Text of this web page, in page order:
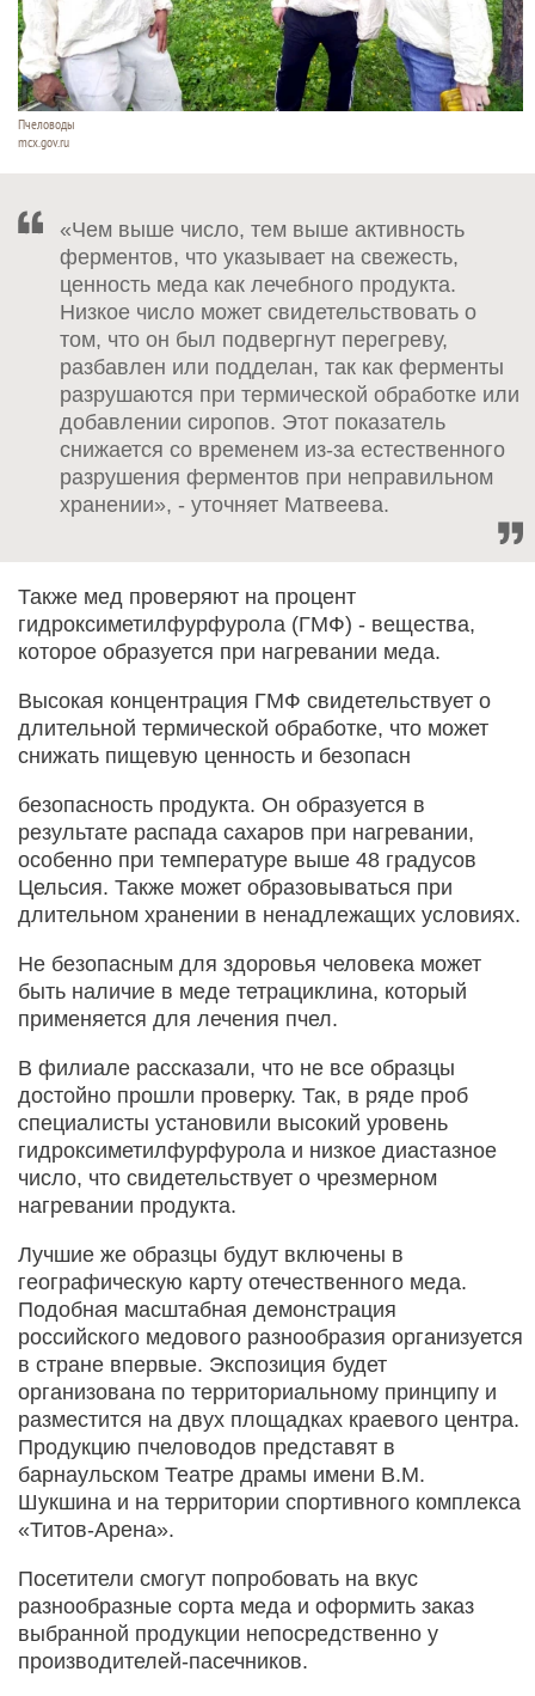
Пчеловоды
mcx.gov.ru
«Чем выше число, тем выше активность
ферментов, что указывает на свежесть,
ценность меда как лечебного продукта.
Низкое число может свидетельствовать о
том, что он был подвергнут перегреву,
разбавлен или подделан, так как ферменты
разрушаются при термической обработке или
добавлении сиропов. Этот показатель
снижается со временем из-за естественного
разрушения ферментов при неправильном
хранении», - уточняет Матвеева.
Также мед проверяют на процент
гидроксиметилфурфурола (ГМФ) - вещества,
которое образуется при нагревании меда.
Высокая концентрация ГМФ свидетельствует о
длительной термической обработке, что может
снижать пищевую ценность и безопасн
безопасность продукта. Он образуется в
результате распада сахаров при нагревании,
особенно при температуре выше 48 градусов
Цельсия. Также может образовываться при
длительном хранении в ненадлежащих условиях.
Не безопасным для здоровья человека может
быть наличие в меде тетрациклина, который
применяется для лечения пчел.
В филиале рассказали, что не все образцы
достойно прошли проверку. Так, в ряде проб
специалисты установили высокий уровень
гидроксиметилфурфурола и низкое диастазное
число, что свидетельствует о чрезмерном
нагревании продукта.
Лучшие же образцы будут включены в
географическую карту отечественного меда.
Подобная масштабная демонстрация
российского медового разнообразия организуется
в стране впервые. Экспозиция будет
организована по территориальному принципу и
разместится на двух площадках краевого центра.
Продукцию пчеловодов представят в
барнаульском Театре драмы имени В.М.
Шукшина и на территории спортивного комплекса
«Титов-Арена».
Посетители смогут попробовать на вкус
разнообразные сорта меда и оформить заказ
выбранной продукции непосредственно у
производителей-пасечников.